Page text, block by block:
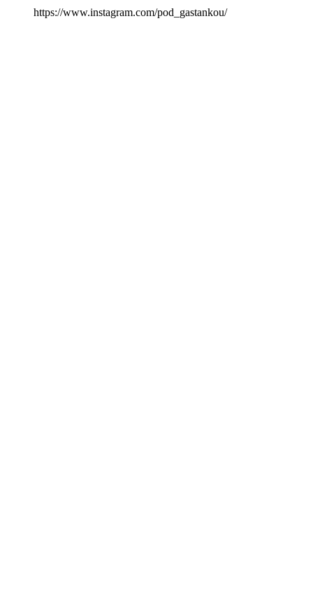
https://www.instagram.com/pod_gastankou/